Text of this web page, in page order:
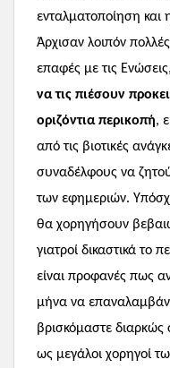
ενταλματοποίηση
Άρχισαν λοιπόν
επαφές με τις
να τις πιέσουν
οριζόντια περικοπή,
από τις βιοτικές
συναδέλφους να
των εφημεριών.
θα χορηγήσουν
γιατροί δικαστικά το
είναι προφανές πως
μήνα να
βρισκόμαστε διαρκώς
ως μεγάλοι χορηγοί